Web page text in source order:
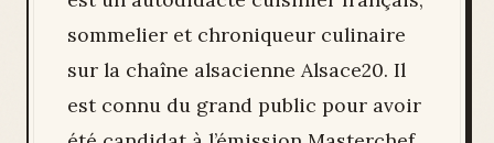
sommelier et chroniqueur culinaire
sur la chaîne alsacienne Alsace20. Il
est connu du grand public pour avoir